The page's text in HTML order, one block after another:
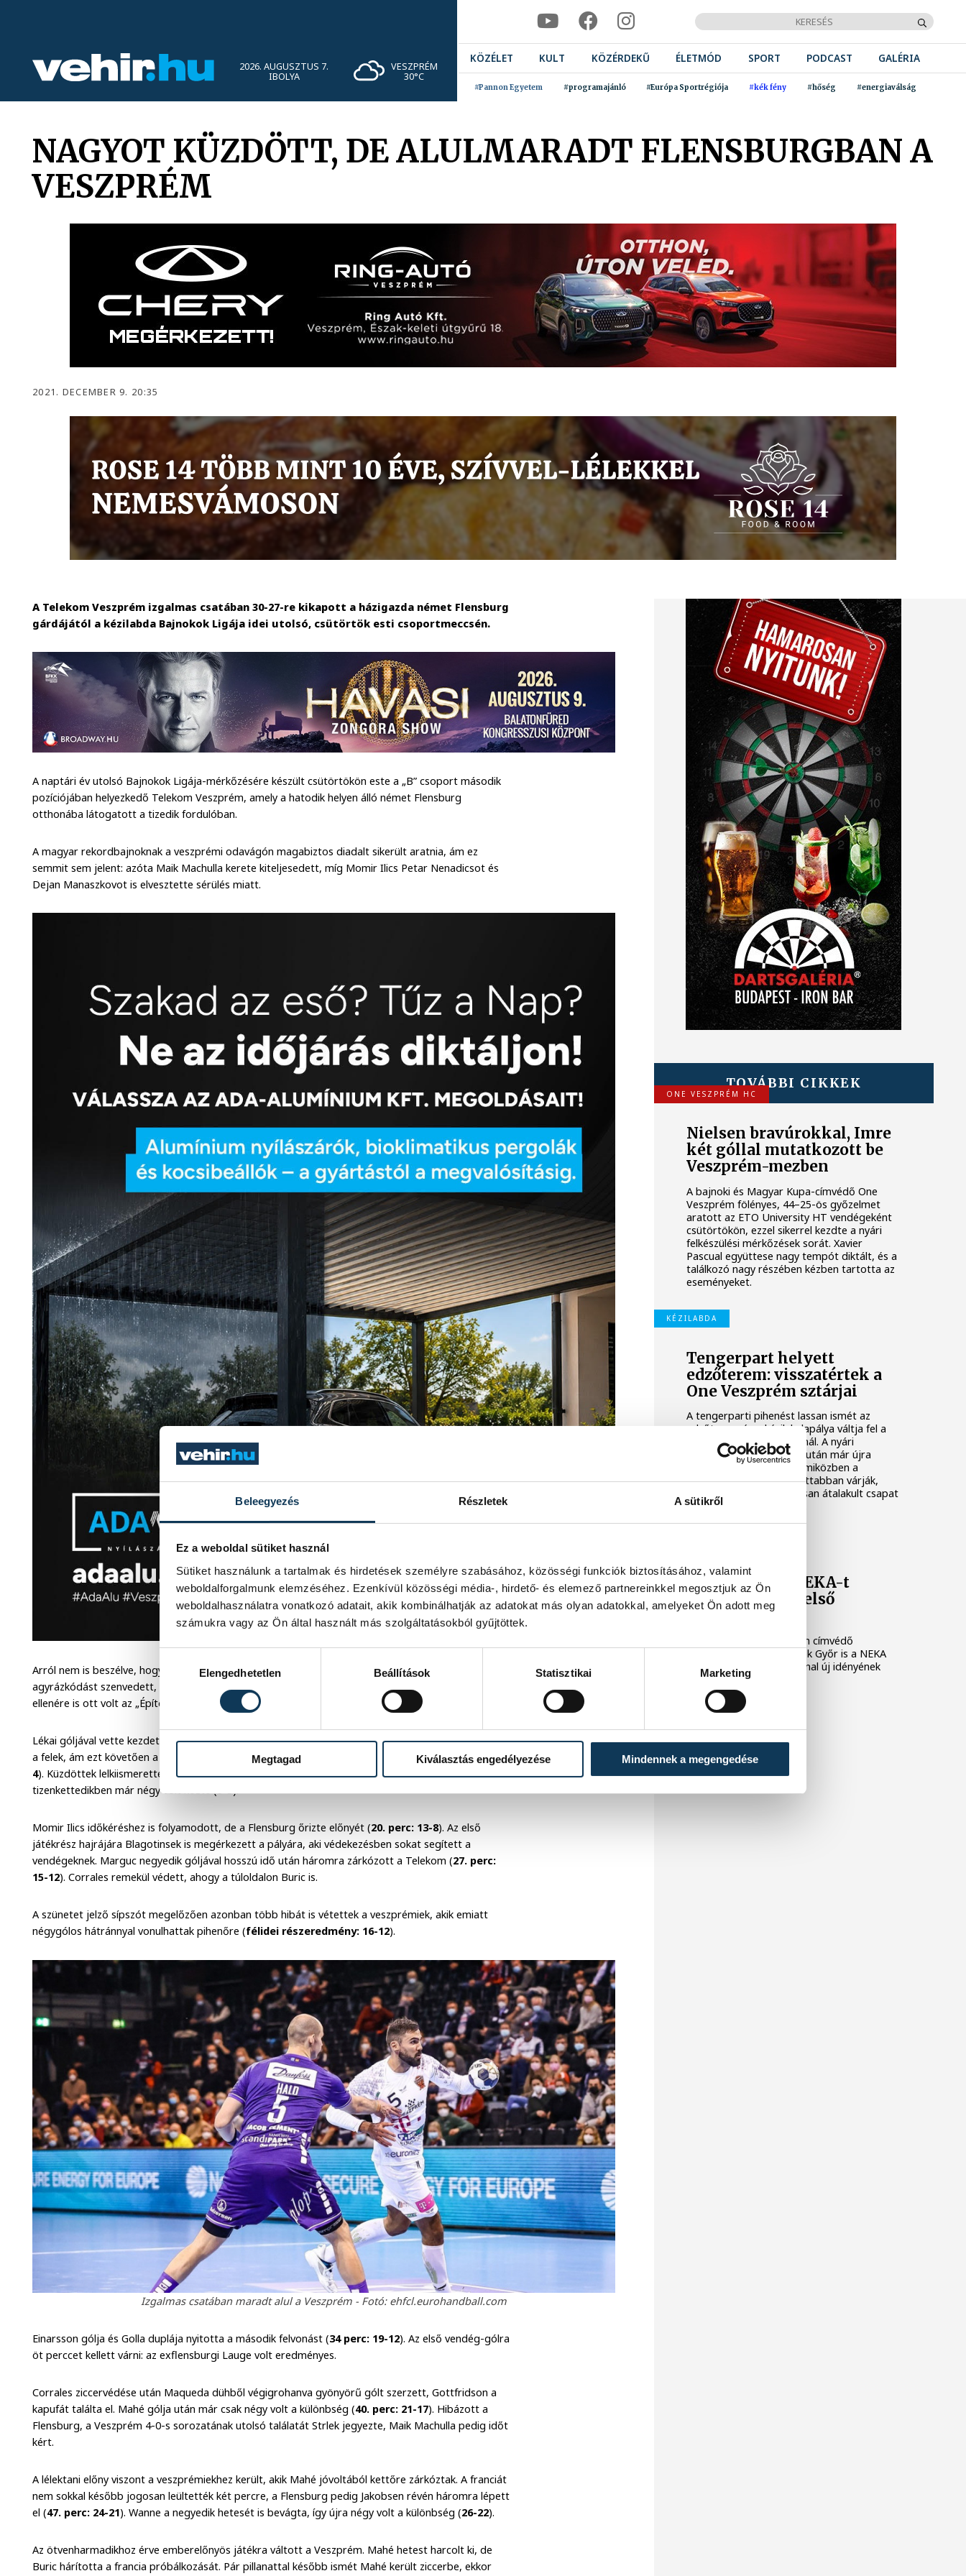
Beleegyezés Részletek A sütikről
Ez a weboldal sütiket használ
Sütiket használunk a tartalmak és hirdetések személyre szabásához, közösségi funkciók biztosításához, valamint
weboldalforgalmunk elemzéséhez. Ezenkívül közösségi média-, hirdető- és elemező partnereinkkel megosztjuk az Ön
weboldalhasználatra vonatkozó adatait, akik kombinálhatják az adatokat más olyan adatokkal, amelyeket Ön adott meg
számukra vagy az Ön által használt más szolgáltatásokból gyűjtöttek.
Elengedhetetlen
Beállítások Statisztikai Marketing
Megtagad Kiválasztás engedélyezése Mindennek a megengedése
2026. AUGUSZTUS 7.
IBOLYA
VESZPRÉM
30°C
KÖZÉLET KULT KÖZÉRDEKŰ ÉLETMÓD SPORT PODCAST GALÉRIA
#Pannon Egyetem #programajánló #Európa Sportrégiója #kék fény #hőség #energiaválság
NAGYOT KÜZDÖTT, DE ALULMARADT FLENSBURGBAN A
VESZPRÉM
2021. DECEMBER 9. 20:35
A Telekom Veszprém izgalmas csatában 30-27-re kikapott a házigazda német Flensburg
gárdájától a kézilabda Bajnokok Ligája idei utolsó, csütörtök esti csoportmeccsén.
A naptári év utolsó Bajnokok Ligája-mérkőzésére készült csütörtökön este a „B” csoport második
pozíciójában helyezkedő Telekom Veszprém, amely a hatodik helyen álló német Flensburg
otthonába látogatott a tizedik fordulóban.
A magyar rekordbajnoknak a veszprémi odavágón magabiztos diadalt sikerült aratnia, ám ez
semmit sem jelent: azóta Maik Machulla kerete kiteljesedett, míg Momir Ilics Petar Nenadicsot és
Dejan Manaszkovot is elvesztette sérülés miatt.
Arról nem is beszélve, hogy a Dabas ellen megnyert NB I-es bajnokin a fiatal Ilics Zorán
agyrázkódást szenvedett, így ő sem segíthette társait. Blaz Blagotinsek viszont derékfájdalmai
ellenére is ott volt az „Építők” keretében.
Lékai góljával vette kezdetét a találkozó;4-4-es részeredményig lépésben haladtak egymás mellett
a felek, ám ezt követően a házigazdának sikerült ellépnie Gottfridson és Golla találatával (9. perc: 6-
4). Küzdöttek lelkiismerettel a bakonyiak, ám a németek elkapták a fonalat: Jakobsen révén a
tizenkettedikben már négy volt közte (9-5).
Momir Ilics időkéréshez is folyamodott, de a Flensburg őrizte előnyét (20. perc: 13-8). Az első
játékrész hajrájára Blagotinsek is megérkezett a pályára, aki védekezésben sokat segített a
vendégeknek. Marguc negyedik góljával hosszú idő után háromra zárkózott a Telekom (27. perc:
15-12). Corrales remekül védett, ahogy a túloldalon Buric is.
A szünetet jelző sípszót megelőzően azonban több hibát is vétettek a veszprémiek, akik emiatt
négygólos hátránnyal vonulhattak pihenőre (félidei részeredmény: 16-12).
Izgalmas csatában maradt alul a Veszprém - Fotó: ehfcl.eurohandball.com
Einarsson gólja és Golla duplája nyitotta a második felvonást (34 perc: 19-12). Az első vendég-gólra
öt perccet kellett várni: az exflensburgi Lauge volt eredményes.
Corrales ziccervédése után Maqueda dühből végigrohanva gyönyörű gólt szerzett, Gottfridson a
kapufát találta el. Mahé gólja után már csak négy volt a különbség (40. perc: 21-17). Hibázott a
Flensburg, a Veszprém 4-0-s sorozatának utolsó találatát Strlek jegyezte, Maik Machulla pedig időt
kért.
A lélektani előny viszont a veszprémiekhez került, akik Mahé jóvoltából kettőre zárkóztak. A franciát
nem sokkal később jogosan leültették két percre, a Flensburg pedig Jakobsen révén háromra lépett
el (47. perc: 24-21). Wanne a negyedik hetesét is bevágta, így újra négy volt a különbség (26-22).
Az ötvenharmadikhoz érve emberelőnyös játékra váltott a Veszprém. Mahé hetest harcolt ki, de
Buric hárította a francia próbálkozását. Pár pillanattal később ismét Mahé került ziccerbe, ekkor
TOVÁBBI CIKKEK
ONE VESZPRÉM HC
Nielsen bravúrokkal, Imre
két góllal mutatkozott be
Veszprém-mezben
A bajnoki és Magyar Kupa-címvédő One
Veszprém fölényes, 44–25-ös győzelmet
aratott az ETO University HT vendégeként
csütörtökön, ezzel sikerrel kezdte a nyári
felkészülési mérkőzések sorát. Xavier
Pascual együttese nagy tempót diktált, és a
találkozó nagy részében kézben tartotta az
eseményeket.
KÉZILABDA
Tengerpart helyett
edzőterem: visszatértek a
One Veszprém sztárjai
A tengerparti pihenést lassan ismét az
edzőterem és a kézilabdapálya váltja fel a
One Veszprém játékosainál. A nyári
szabadság utolsó napjai után már újra
együtt dolgozik a keret, miközben a
szurkolók is egyre izgatottabban várják,
mire lesz képes az alaposan átalakult csapat
az előttünk álló idényben.
A Veszprém a NEKA-t
fogadja az NB I első
fordulójában
A férfi kézilabda NB I-ben címvédő
Veszprém, és a női bajnok Győr is a NEKA
csapatát fogadja az élvonal új idényének
első fordulójában.